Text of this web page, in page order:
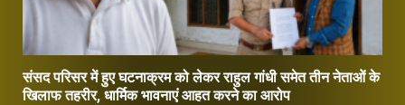
संसद परिसर में हुए घटनाक्रम को लेकर राहुल गांधी समेत तीन नेताओं के
खिलाफ तहरीर, धार्मिक भावनाएं आहत करने का आरोप